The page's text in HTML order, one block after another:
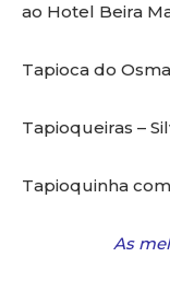
ao Hotel Beira
Tapioca do
Tapioqueiras –
Tapioquinha
As